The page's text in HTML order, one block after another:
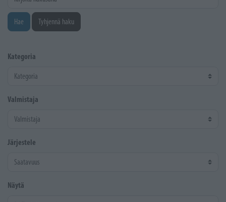
Hae Tyhjennä haku
Kategoria
Valmistaja
Järjestele
Näytä